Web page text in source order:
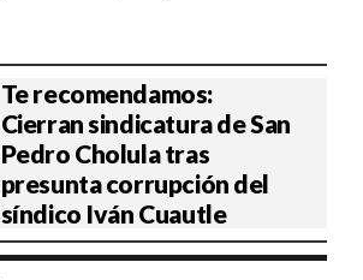
Te recomendamos:
Cierran sindicatura de San
Pedro Cholula tras
presunta corrupción del
síndico Iván Cuautle